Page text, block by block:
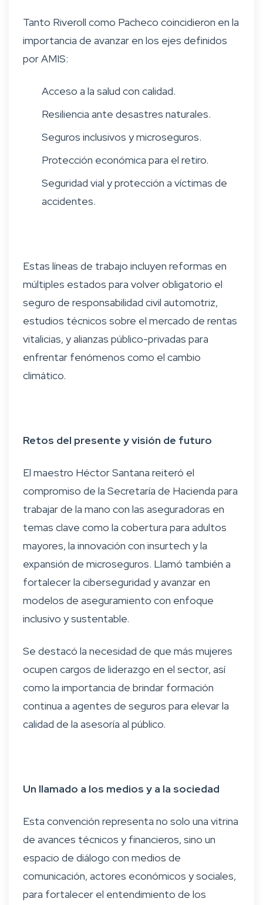
Tanto Riveroll como Pacheco coincidieron en la
importancia de avanzar en los ejes definidos
por AMIS:
Acceso a la salud con calidad.
Resiliencia ante desastres naturales.
Seguros inclusivos y microseguros.
Protección económica para el retiro.
Seguridad vial y protección a víctimas de
accidentes.
Estas líneas de trabajo incluyen reformas en
múltiples estados para volver obligatorio el
seguro de responsabilidad civil automotriz,
estudios técnicos sobre el mercado de rentas
vitalicias, y alianzas público-privadas para
enfrentar fenómenos como el cambio
climático.
Retos del presente y visión de futuro
El maestro Héctor Santana reiteró el
compromiso de la Secretaría de Hacienda para
trabajar de la mano con las aseguradoras en
temas clave como la cobertura para adultos
mayores, la innovación con insurtech y la
expansión de microseguros. Llamó también a
fortalecer la ciberseguridad y avanzar en
modelos de aseguramiento con enfoque
inclusivo y sustentable.
Se destacó la necesidad de que más mujeres
ocupen cargos de liderazgo en el sector, así
como la importancia de brindar formación
continua a agentes de seguros para elevar la
calidad de la asesoría al público.
Un llamado a los medios y a la sociedad
Esta convención representa no solo una vitrina
de avances técnicos y financieros, sino un
espacio de diálogo con medios de
comunicación, actores económicos y sociales,
para fortalecer el entendimiento de los